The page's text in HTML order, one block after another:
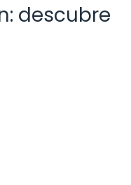
descubre